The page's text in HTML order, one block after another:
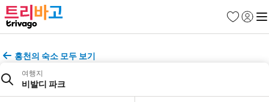
즐겨찾기
로그인
메
홍천의 숙소 모두 보기
여행지
비발디 파크